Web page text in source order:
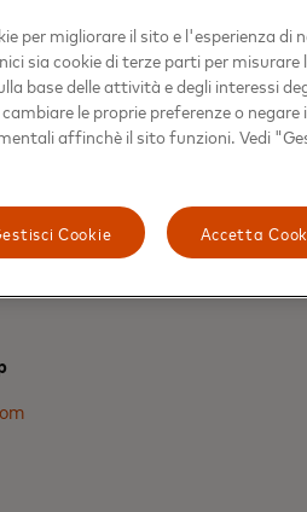
per migliorare il sito e l'esperienza di
sia cookie di terze parti per misurare
base delle attività e degli interessi
le proprie preferenze o negare
affinchè il sito funzioni. Vedi
Accetta
Cookie